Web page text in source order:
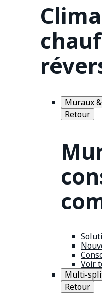
Muraux
Retour
Voir
Multi-
Retour